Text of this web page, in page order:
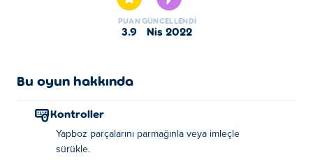
yerleştirin. Oyunu beğeninize göre şekillendirmek için üç
zorluk modundan birini seçebilirsiniz. Görüntüsü günlük
ülkeleri ve şehirleri keşfedin, renkli yolculuklara çıkın ve
ve tamamladığınız tüm bulmacaları birbirinize göstermeyi
unutmayın.
PUAN
3.9
GÜNCELLENDI
Nis 2022
Bu oyun hakkında
Kontroller
Yapboz parçalarını parmağınla veya imleçle
sürükle.